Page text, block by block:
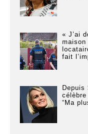
« J’ai
maison
fait
“Ma